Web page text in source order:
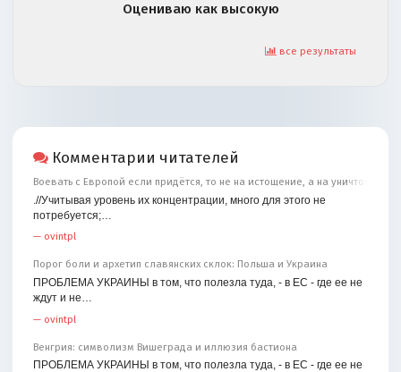
Оцениваю как высокую
все результаты
Комментарии читателей
Воевать с Европой если придётся, то не на истощение, а на уничтожение
.//Учитывая уровень их концентрации, много для этого не
потребуется;…
— ovintpl
Порог боли и архетип славянских склок: Польша и Украина
ПРОБЛЕМА УКРАИНЫ в том, что полезла туда, - в ЕС - где ее не
ждут и не…
— ovintpl
Венгрия: символизм Вишеграда и иллюзия бастиона
ПРОБЛЕМА УКРАИНЫ в том, что полезла туда, - в ЕС - где ее не